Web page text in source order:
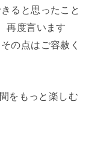
ると思ったこと
再度言います
の点はご容赦く
をもっと楽しむ